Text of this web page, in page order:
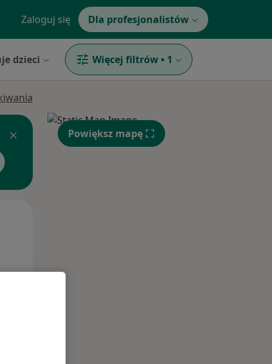
Zaloguj się Dla profesjonalistów
dzieci Więcej filtrów • 1
Powiększ mapę